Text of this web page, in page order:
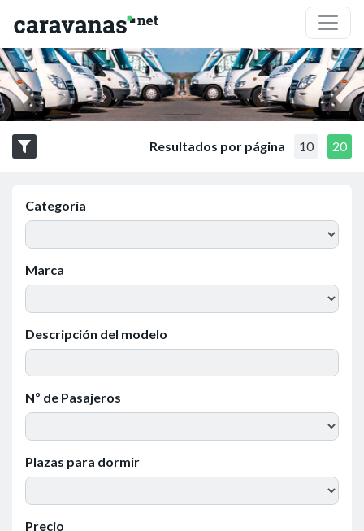
Resultados por página 10 20
Categoría
Marca
Descripción del modelo
Nº de Pasajeros
Plazas para dormir
Precio